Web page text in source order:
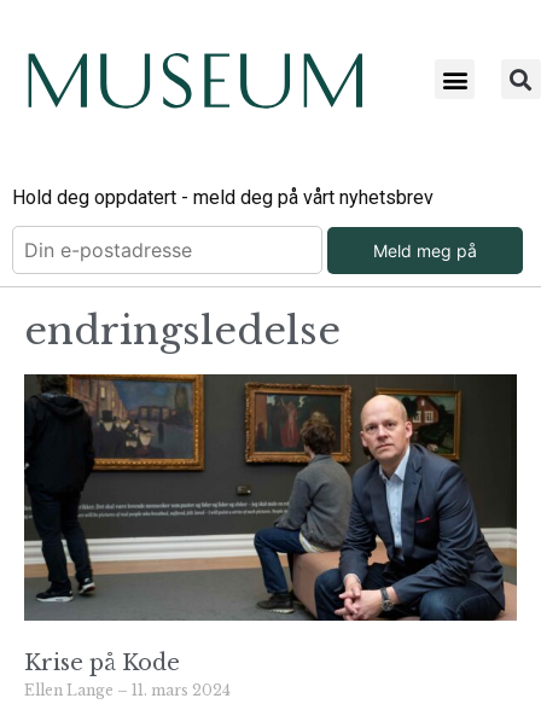
Hold deg oppdatert - meld deg på vårt nyhetsbrev
Meld meg på
endringsledelse
Krise på Kode
Ellen Lange 11. mars 2024